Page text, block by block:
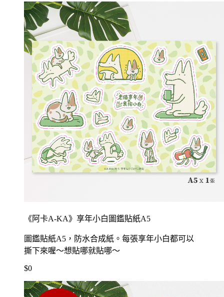
《阿卡A-KA》享年小白圖鑑貼紙A5
圖鑑貼紙A5，防水合成紙。每張享年小白都可以
撕下來喔～想貼哪就貼哪～
$0